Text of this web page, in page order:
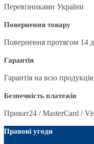
Перевізниками України
Повернення товару
Повернення протягом 14
Гарантія
Гарантія на всю
Безпечність платежів
Приват24 / MasterCard /
Правові угоди